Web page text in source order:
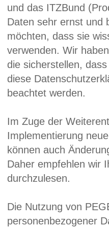
und das ITZBund
Daten sehr ernst und
möchten, dass sie
verwenden. Wir
die sicherstellen,
diese
beachtet werden.
Im Zuge der
Implementierung
können auch
Daher empfehlen wir
durchzulesen.
Die Nutzung von
personenbezogener